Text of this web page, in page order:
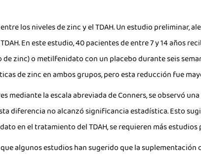
los niveles de zinc y el TDAH. Un estudio preliminar,
En este estudio, 40 pacientes de entre 7 y 14 años
zinc) o metilfenidato con un placebo durante seis
de zinc en ambos grupos, pero esta reducción fue
mediante la escala abreviada de Conners, se observó
diferencia no alcanzó significancia estadística. Esto
en el tratamiento del TDAH, se requieren más estudios
algunos estudios han sugerido que la